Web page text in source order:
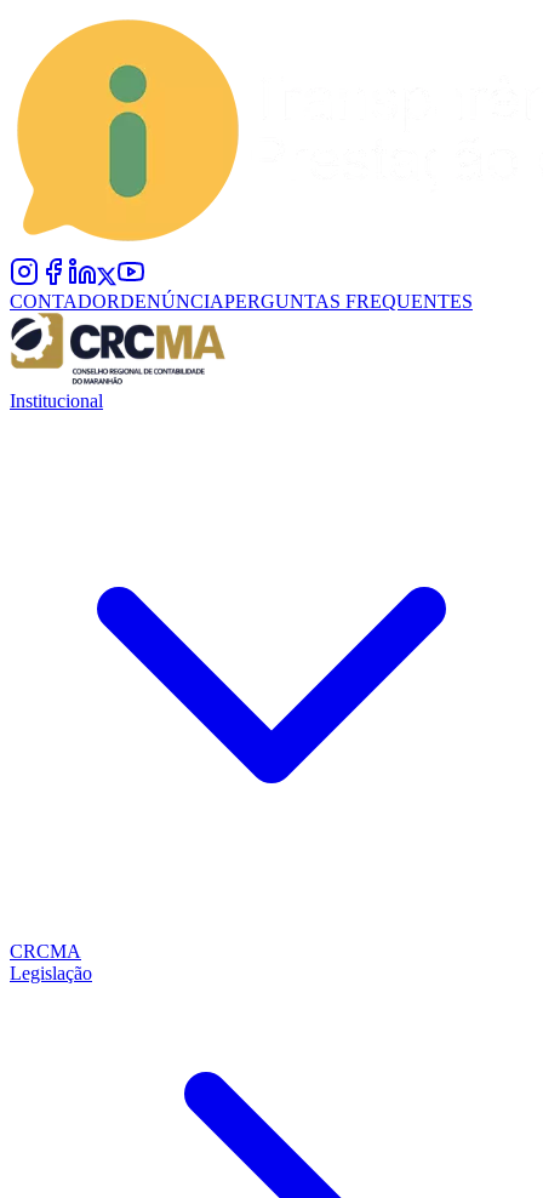
CONTADORDENÚNCIAPERGUNTAS FREQUENTES
Institucional
CRCMA
Legislação